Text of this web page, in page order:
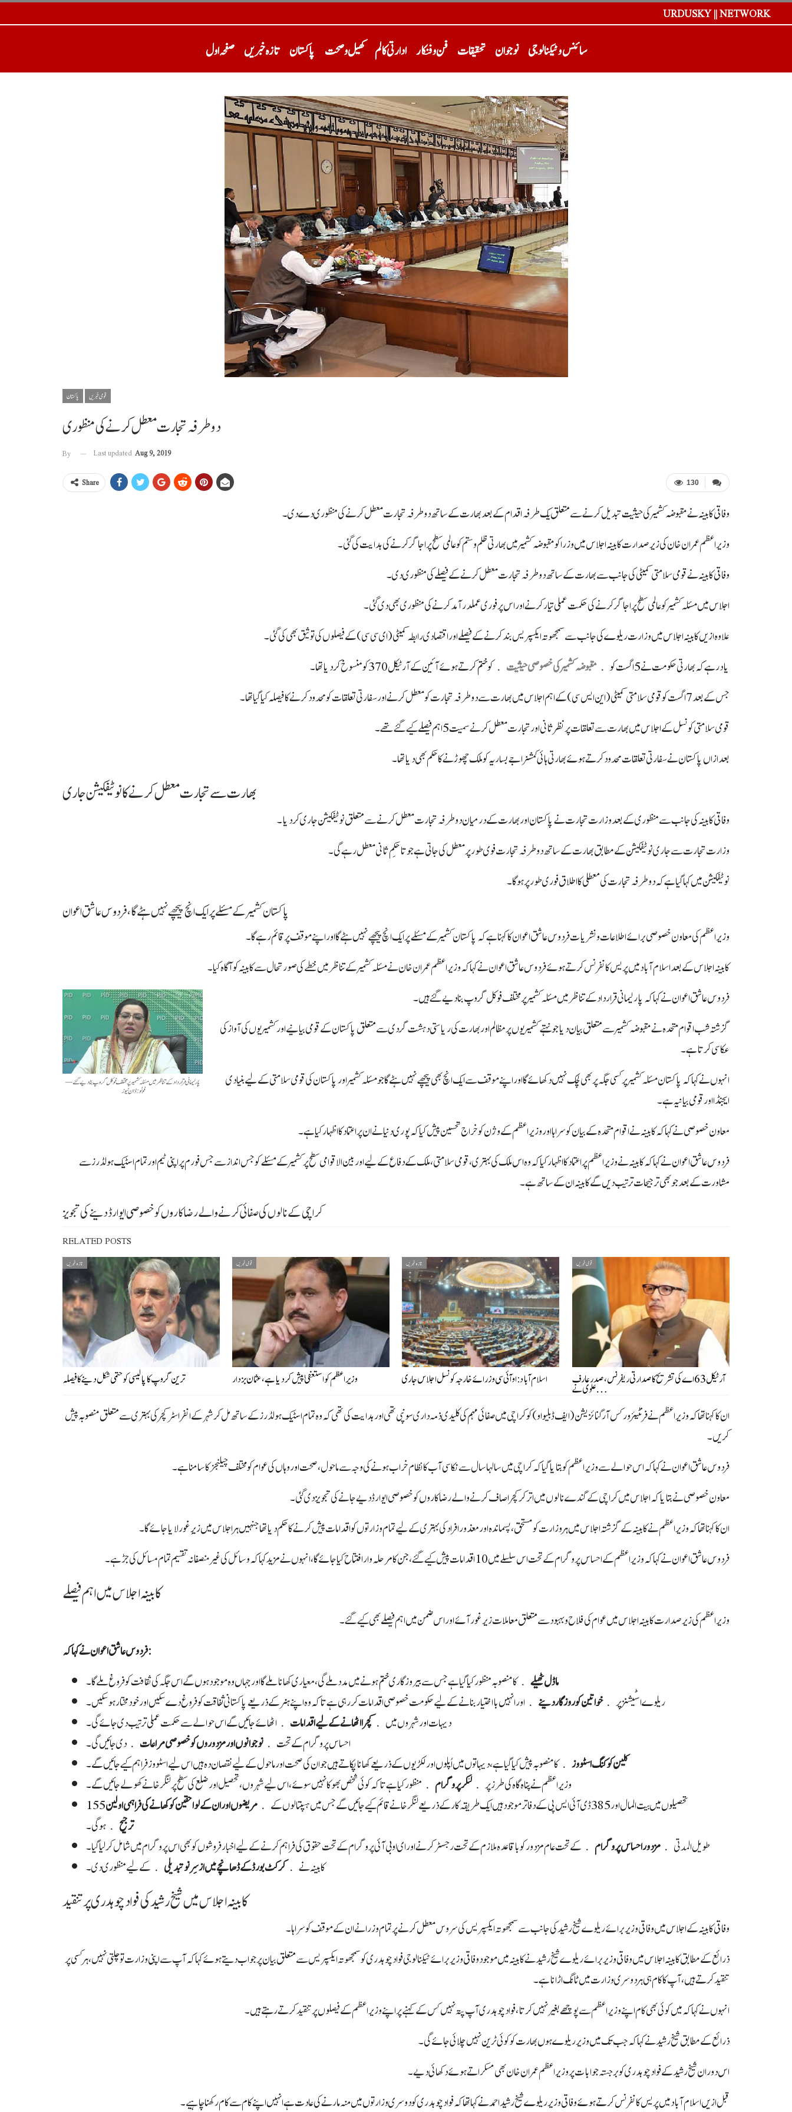
URDUSKY || NETWORK
صفحہ اول تازہ خبریں پاکستان کھیل و صحت ادارتی کالم فن و فنکار تحقیقات نوجوان سائنس و ٹیکنالوجی
پاکستان قومی خبریں
دو طرفہ تجارت معطل کرنے کی منظوری
By Last updated Aug 9, 2019
130
Share
وفاقی کابینہ نے مقبوضہ کشمیر کی حیثیت تبدیل کرنے سے متعلق یک طرفہ اقدام کے بعد بھارت کے ساتھ دو طرفہ تجارت معطل کرنے کی منظوری دے دی۔
وزیراعظم عمران خان کی زیر صدارت کابینہ اجلاس میں وزرا کو مقبوضہ کشمیر میں بھارتی ظلم و ستم کو عالمی سطح پر اجاگر کرنے کی ہدایت کی گئی۔
وفاقی کابینہ نے قومی سلامتی کمیٹی کی جانب سے بھارت کے ساتھ دو طرفہ تجارت معطل کرنے کے فیصلے کی منظوری دی۔
اجلاس میں مسئلہ کشمیر کو عالمی سطح پر اجاگر کرنے کی حکمت عملی تیار کرنے اور اس پر فوری عملدرآمد کرنے کی منظوری بھی دی گئی۔
علاوہ ازیں کابینہ اجلاس میں وزارت ریلوے کی جانب سے سمجھوتہ ایکسپریس بند کرنے کے فیصلے اور اقتصادی رابطہ کمیٹی (ای سی سی ) کے فیصلوں کی توثیق بھی کی گئی۔
یاد رہے کہ بھارتی حکومت نے 5 اگست کو
مقبوضہ کشمیر کی خصوصی حیثیت کو ختم کرتے ہوئے آئین کے آرٹیکل 370 کو منسوخ کردیا تھا۔
جس کے بعد 7 اگست کو قومی سلامتی کمیٹی (این ایس سی) کے اہم اجلاس میں بھارت سے دوطرفہ تجارت کو معطل کرنے اور سفارتی تعلقات کو محدود کرنے کا فیصلہ کیا گیا تھا۔
قومی سلامتی کونسل کے اجلاس میں بھارت سے تعلقات پر نظر ثانی اور تجارت معطل کرنے سمیت 5 اہم فیصلے کیے گئے تھے۔
بعدازاں پاکستان نے سفارتی تعلقات محدود کرتے ہوئے بھارتی ہائی کمشنر اجے بساریہ کو ملک چھوڑنے کا حکم بھی دیا تھا۔
بھارت سے تجارت معطل کرنے کا نوٹیفکیشن جاری
وفاقی کابینہ کی جانب سے منظوری کے بعد وزارت تجارت نے پاکستان اور بھارت کے درمیان دو طرفہ تجارت معطل کرنے سے متعلق نوٹیفکیشن جاری کردیا۔
وزارت تجارت سے جاری نوٹیفکیشن کے مطابق بھارت کے ساتھ دو طرفہ تجارت فوی طور پر معطل کی جاتی ہے جو تاحکمِ ثانی معطل رہے گی۔
نوٹیفکیشن میں کہا گیا ہے کہ دو طرفہ تجارت کی معطلی کا اطلاق فوری طور پر ہوگا۔
پاکستان کشمیر کےمسئلے پر ایک انچ پیچھے نہیں ہٹے گا، فردوس عاشق اعوان
وزیراعظم کی معاون خصوصی برائے اطلاعات و نشریات فردوس عاشق اعوان کا کہنا ہے کہ پاکستان کشمیر کے مسئلے پر ایک انچ پیچھے نہیں ہٹے گا اور اپنے موقف پر قائم رہے گا۔
کابینہ اجلاس کے بعد اسلام آباد میں پریس کانفرنس کرتے ہوئے فردوس عاشق اعوان نے کہا کہ وزیراعظم عمران خان نے مسئلہ کشمیر کے تناظر میں خطے کی صورتحال سے کابینہ کو آگاہ کیا۔
پارلیمانی قرارداد کے تناظر میں مسئلہ کشمیر پر مختلف فوکل گروپ بنادیے گئے—
فوٹو: ڈان نیوز
فردوس عاشق اعوان نے کہا کہ پارلیمانی قرارداد کے تناظر میں مسئلہ کشمیر پر مختلف فوکل گروپ بنادیے گئے ہیں۔
گزشتہ شب اقوام متحدہ نے مقبوضہ کشمیر سے متعلق بیان دیا جو نہتے کشمیریوں پر مظالم اور بھارت کی ریاستی دہشت گردی سے متعلق پاکستان کے قومی بیانیے اور کشمیریوں کی آواز کی
عکاسی کرتا ہے۔
انہوں نے کہا کہ پاکستان مسئلہ کشمیر پر کسی جگہ پر بھی لچک نہیں دکھائے گا اور اپنے موقف سے ایک انچ بھی پیچھے نہیں ہٹے گا جو مسئلہ کشمیر اور پاکستان کی قومی سلامتی کے لیے بنیادی
ایجنڈا اور قومی بیانیہ ہے۔
معاون خصوصی نے کہا کہ کابینہ نے اقوام متحدہ کے بیان کو سراہا اور وزیراعظم کے وژن کو خراج تحسین پیش کیا کہ پوری دنیا نے ان پر اعتماد کا اظہار کیا ہے۔
فردوس عاشق اعوان نے کہا کہ کابینہ نے وزیراعظم پر اعتماد کا اظہار کیا کہ وہ اس ملک کی بہتری، قومی سلامتی، ملک کے دفاع کے لیے اور بین الاقوامی سطح پر کشمیر کے مسئلے کو جس انداز سے جس فورم پر اپنی ٹیم اور تمام اسٹیک ہولڈرز سے
مشاورت کے بعد جو بھی ترجیحات ترتیب دیں گے کابینہ ان کے ساتھ ہے۔
کراچی کے نالوں کی صفائی کرنے والے رضاکاروں کو خصوصی ایوارڈ دینے کی تجویز
RELATED POSTS
تازہ خبریں
ترین گروپ کا پالیسی کو حتمی شکل دینے کا فیصلہ
قومی خبریں
وزیراعظم کو استعفیٰ پیش کر دیا ہے، عثمان بزدار
تازہ خبریں
اسلام آباد: او آئی سی وزرائے خارجہ کونسل اجلاس جاری
قومی خبریں
آرٹیکل 63 اے کی تشریح کا صدارتی ریفرنس، صدرعارف
علوی نے…
ان کا کہنا تھا کہ وزیراعظم نے فرنٹیئر ورکس آرگنائزیشن (ایف ڈبلیو او) کو کراچی میں صفائی مہم کی کلیدی ذمہ داری سونپی تھی اور ہدایت کی تھی کہ وہ تمام اسٹیک ہولڈرز کے ساتھ مل کر شہر کے انفراسٹرکچر کی بہتری سے متعلق منصوبہ پیش
کریں۔
فردوس عاشق اعوان نے کہا کہ اس حوالے سے وزیراعظم کو بتایا گیا کہ کراچی میں سالہا سال سے نکاسی آب کا نظام خراب ہونے کی وجہ سے ماحول، صحت اور وہاں کی عوام کو مختلف چیلنجز کا سامنا ہے۔
معاون خصوصی نے بتایا کہ اجلاس میں کراچی کے گندے نالوں میں اتر کر کچرا صاف کرنے والے رضاکاروں کو خصوصی ایوارڈ دیے جانے کی تجویز دی گئی۔
ان کا کہنا تھا کہ وزیراعظم نے کابینہ کے گزشتہ اجلاس میں ہر وزارت کو مستحق، پسماندہ اور معذور افراد کی بہتری کے لیے تمام وزارتوں کو اقدامات پیش کرنے کا حکم دیا تھا جنہیں ہر اجلاس میں زیرِ غور لایا جائے گا۔
فردوس عاشق اعوان نے کہا کہ وزیراعظم کے احساس پروگرام کے تحت اس سلسلے میں 10 اقدامات پیش کیے گئے، جن کا مرحلہ وار افتتاح کیا جائے گا، انہوں نے مزید کہا کہ وسائل کی غیر منصفانہ تقسیم تمام مسائل کی جڑ ہے۔
کابینہ اجلاس میں اہم فیصلے
وزیراعظم کی زیر صدارت کابینہ اجلاس میں عوام کی فلاح و بہبود سے متعلق معاملات زیر غور آئے اور اس ضمن میں اہم فیصلے بھی کیے گئے۔
فردوس عاشق اعوان نے کہا کہ :
ماڈل ٹھیلے کا منصوبہ منظور کیا گیا ہے جس سے بیروزگاری ختم ہونے میں مدد ملے گی، معیاری کھانا ملے گا اور جہاں وہ موجود ہوں گے اس جگہ کی ثقافت کو فروغ ملے گا۔
ریلوے اسٹیشنز پرخواتین کو روزگار دینے اور انہیں بااختیار بنانے کے لیے حکومت خصوصی اقدامات کررہی ہے تاکہ وہ اپنے ہنر کے ذریعے پاکستانی ثفاقت کو فروغ دے سکیں اور خودمختار ہوسکیں۔
دیہات اور شہروں میںکچرا اٹھانے کے لیے اقدامات اٹھائے جائیں گے اس حوالے سے حکمت عملی ترتیب دی جائے گی۔
احساس پروگرام کے تحت نوجوانوں اور مزدوروں کو خصوصی مراعات دی جائیں گی۔
کلین کوکنگ اسٹووز کا منصوبہ پیش کیا گیا ہے، دیہاتوں میں اُپلوں اور لکڑیوں کے ذریعے کھانا پکاتے ہیں جو ان کی صحت اور ماحول کے لیے نقصان دہ ہیں اس لیے اسٹووز فراہم کیے جائیں گے۔
وزیراعظم نے پناہ گاہ کی طرز پرلنگر پروگرام منظور کیا ہے تاکہ کوئی شخص بھوکا نہیں سوئے، اس لیے شہروں، تحصیل اور ضلع کی سطح پر لنگر خانے کھولے جائیں گے۔
155 تحصیلوں میں بیت المال اور 385 ڈی آئی ایس پی کے دفاتر موجود ہیں ایک طریقہ کار کے ذریعے لنگر خانے قائم کیے جائیں گے جس میں ہسپتالوں کے
مریضوں اور ان کے لواحقین کو کھانے کی فراہمی اولین
ترجیح ہوگی۔
طویل المدتی مزدور احساس پروگرام کے تحت عام مزدور کو باقاعدہ ملازم کے تحت رجسٹر کرنے اور ای او بی آئی پروگرام کے تحت حقوق کی فراہم کرنے کے لیے اخبار فروشوں کو بھی اس پروگرام میں شامل کرلیا گیا۔
کابینہ نےکرکٹ بورڈ کے ڈھانچے میں ازسرِ نو تبدیلی کے لیے منظوری دی۔
کابینہ اجلاس میں شیخ رشید کی فواد چوہدری پر تنقید
وفاقی کابینہ کے اجلاس میں وفاقی وزیر برائے ریلوے شیخ رشید کی جانب سے سمجھوتہ ایکسپریس کی سروس معطل کرنے پر تمام وزرا نے ان کے موقف کو سراہا۔
ذرائع کے مطابق کابینہ اجلاس میں وفاقی وزیر برائے ریلوے شیخ رشید نے کابینہ میں موجود وفاقی وزیر برائے ٹیکنالوجی فواد چوہدری کو سمجھوتہ ایکسپریس سے متعلق بیان پر جواب دیتے ہوئے کہا کہ آپ سے اپنی وزارت تو چلتی نہیں، ہر کسی پر
تنقید کرتے ہیں، آپ کا کام ہی ہر دوسری وزارت میں ٹانگ اڑانا ہے۔
انہوں نے کہا کہ میں کوئی بھی کام اپنے وزیراعظم سے پوچھے بغیر نہیں کرتا، فواد چوہدری آپ پتہ نہیں کس کے کہنے پر اپنے وزیراعظم کے فیصلوں پر تنقید کرتے رہتے ہیں۔
ذرائع کے مطابق شیخ رشید نے کہا کہ جب تک میں وزیر ریلوے ہوں بھارت کو کوئی ٹرین نہیں چلائی جائے گی۔
اس دوران شیخ رشید کے فواد چوہدری کو برجستہ جوابات پر وزیراعظم عمران خان بھی مسکراتے ہوئے دکھائی دیے۔
قبل ازیں اسلام آباد میں پریس کانفرنس کرتے ہوئے وفاقی وزیر ریلوے شیخ رشید احمد نے کہا تھا کہ فواد چوہدری کو دوسری وزارتوں میں منہ مارنے کی عادت ہے انہیں اپنے کام سے کام رکھنا چاہیے۔